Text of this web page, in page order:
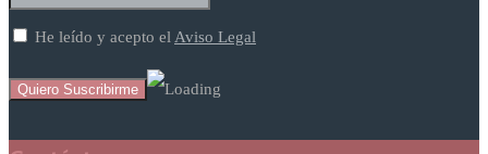
He leído y acepto el Aviso Legal